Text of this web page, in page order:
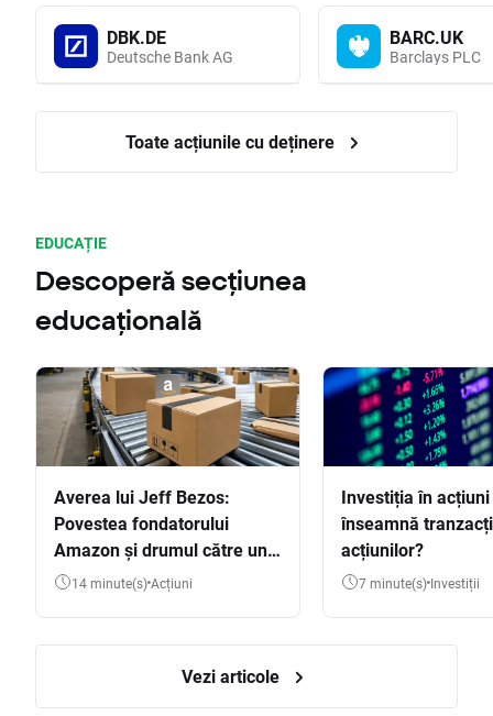
DBK.DE
Deutsche Bank AG
BARC.UK
Barclays PLC
Toate acțiunile cu deținere
EDUCAȚIE
Descoperă secțiunea
educațională
Averea lui Jeff Bezos:
Povestea fondatorului
Amazon și drumul către una
dintre cele mai mari averi
14 minute(s) Acțiuni
Investiția în
înseamnă
acțiunilor?
7 minute(s) Investiții
Vezi articole